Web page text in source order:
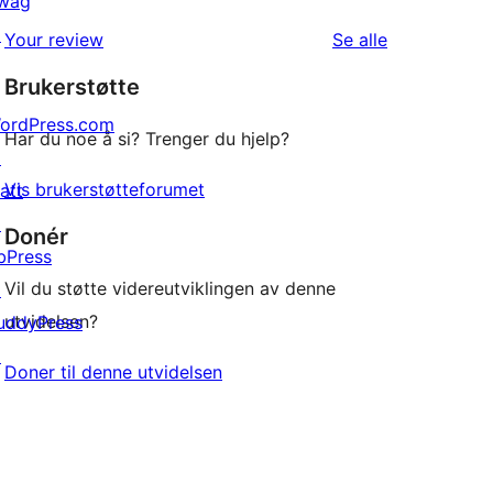
reviews
star
reviews
Your review Se alleomtalene
Brukerstøtte
Har du noe å si? Trenger du hjelp?
Vis brukerstøtteforumet
Donér
Vil du støtte videreutviklingen av denne
utvidelsen?
Doner til denne utvidelsen